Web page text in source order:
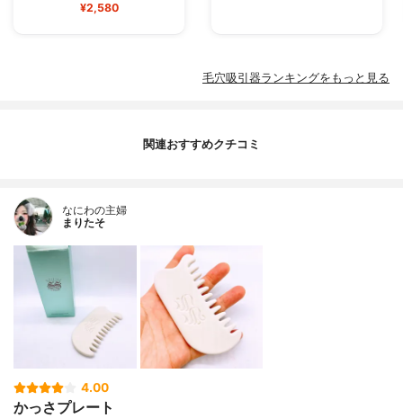
¥2,580
毛穴吸引器ランキングをもっと見る
関連おすすめクチコミ
なにわの主婦
まりたそ
4.00
かっさプレート